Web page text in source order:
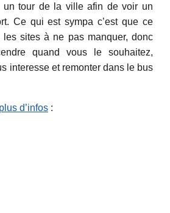
un tour de la ville afin de voir un
Ce qui est sympa c’est que ce
les sites à ne pas manquer, donc
quand vous le souhaitez,
interesse et remonter dans le bus
d’infos :